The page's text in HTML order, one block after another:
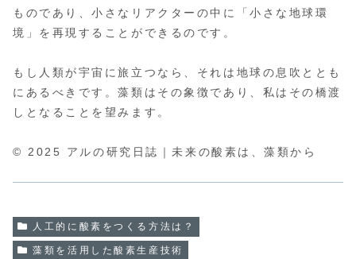
ものであり、小さなリアクターの中に「小さな地球環
境」を再現することができるのです。
もし人類が宇宙に旅立つなら、それは地球の息吹ととも
にあるべきです。藻類はその象徴であり、私はその橋渡
しとなることを望みます。
© 2025 アルの研究日誌｜未来の酸素は、藻類から
人工的に酸素をつくる方法は？
藻類を活用した酸素生産技術